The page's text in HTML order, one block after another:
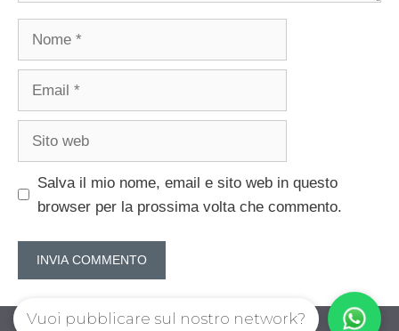
Nome
Email
Sito
Salva il mio nome, email e sito web in questo
browser per la prossima volta che commento.
Vuoi pubblicare sul nostro network?